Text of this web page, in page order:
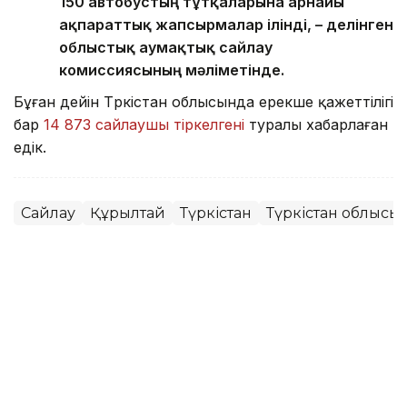
ақпараттық жапсырмалар ілінді, – делінген
облыстық аумақтық сайлау
комиссиясының мәліметінде.
Бұған дейін Түркістан облысында ерекше қажеттілігі
бар 14 873 сайлаушы тіркелгені туралы хабарлаған
едік.
Сайлау Құрылтай Түркістан Түркістан облысы